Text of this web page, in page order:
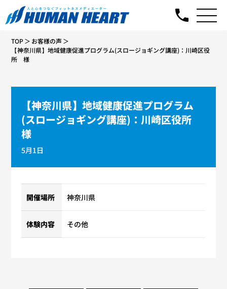
TOP
お客様の声
【神奈川県】地域健康促進プログラム(スロージョギング講座)：川崎区役
所 様
【神奈川県】地域健康促進プログラム
(スロージョギング講座)：川崎区役所
様
5月1日
開催場所 神奈川県
体験内容 その他